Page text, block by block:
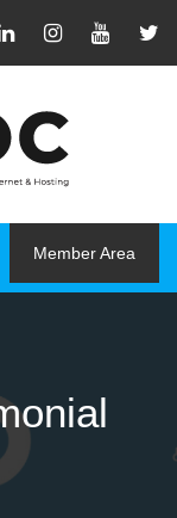
Member Area